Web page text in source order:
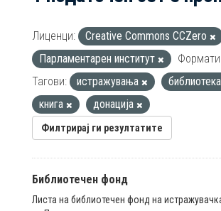
Лиценци: Creative Commons CCZero
Парламентарен институт
Тагови:
истражувања
книга
донација
Филтрирај ги резултатите
Библиотечен фонд
Листа на библиотечен фонд на